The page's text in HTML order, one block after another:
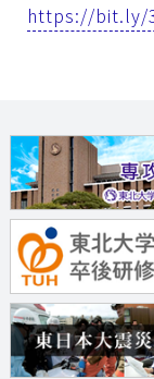
https://bit.ly/